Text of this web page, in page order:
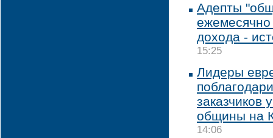
Адепты
ежемесячно
дохода -
15:25
Лидеры
заказчиков
общины на
14:06